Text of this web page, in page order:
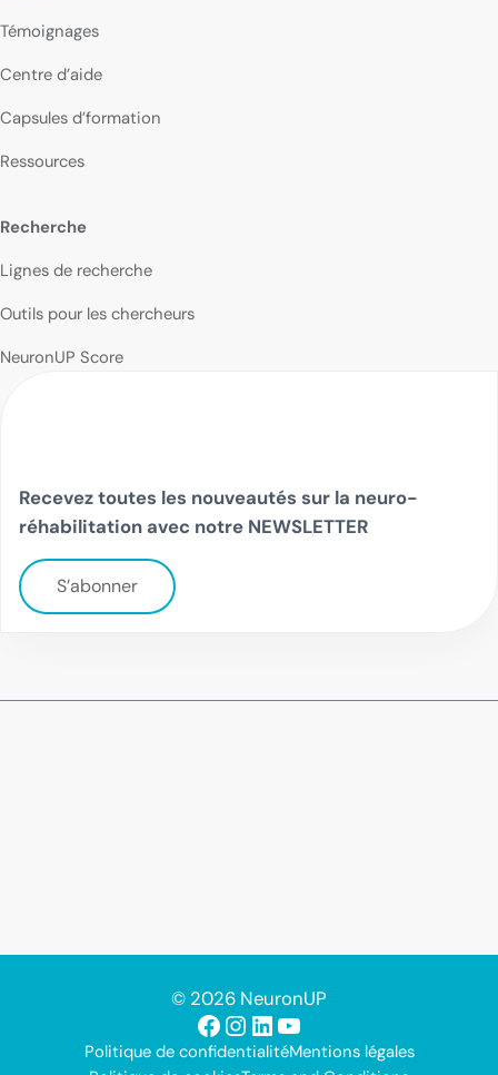
Témoignages
Centre d’aide
Capsules d’formation
Ressources
Recherche
Lignes de recherche
Outils pour les chercheurs
NeuronUP Score
Recevez toutes les nouveautés sur la neuro-
réhabilitation avec notre NEWSLETTER
S’abonner
© 2026 NeuronUP
Facebook
Instagram
LinkedIn
YouTube
Politique de confidentialitéMentions légales